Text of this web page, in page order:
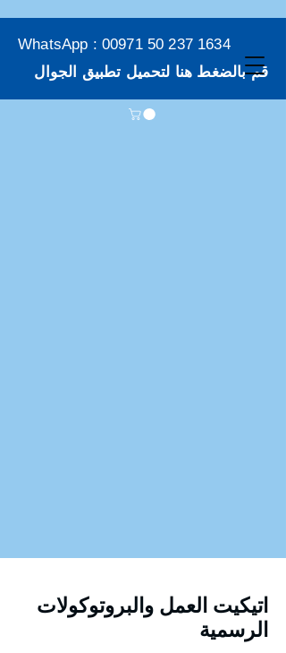
WhatsApp : 00971 50 237 1634
قم بالضغط هنا لتحميل تطبيق الجوال
اتيكيت العمل والبروتوكولات
الرسمية